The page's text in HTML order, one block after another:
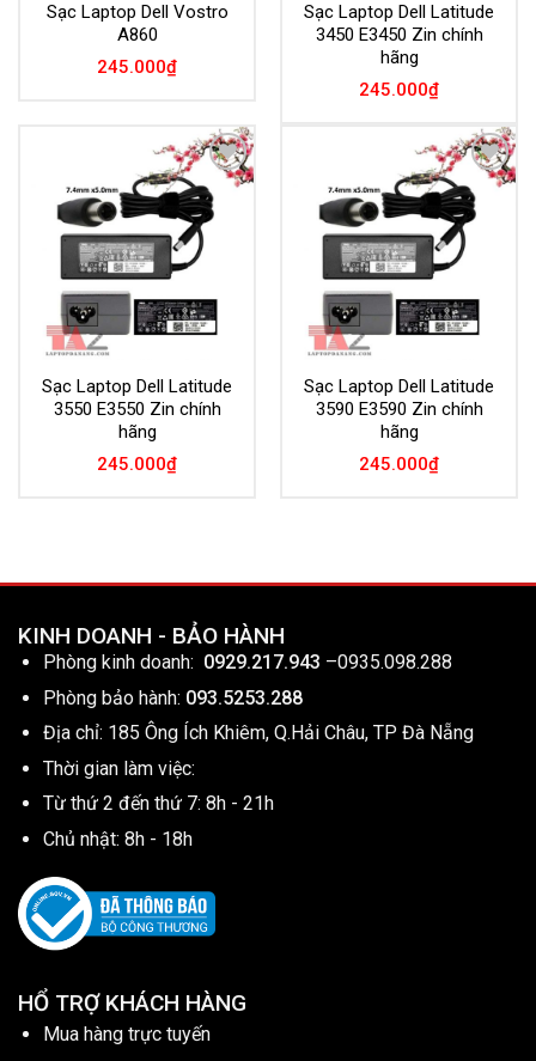
Sạc Laptop Dell Vostro
A860
245.000₫
Sạc Laptop Dell Latitude
3450 E3450 Zin chính
hãng
245.000₫
Add to
Wishlist
Sạc Laptop Dell Latitude
3550 E3550 Zin chính
hãng
245.000₫
Add to
Wishlist
Sạc Laptop Dell Latitude
3590 E3590 Zin chính
hãng
245.000₫
KINH DOANH - BẢO HÀNH
Phòng kinh doanh: 0929.217.943 –0935.098.288
Phòng bảo hành: 093.5253.288
Địa chỉ: 185 Ông Ích Khiêm, Q.Hải Châu, TP Đà Nẵng
Thời gian làm việc:
Từ thứ 2 đến thứ 7: 8h - 21h
Chủ nhật: 8h - 18h
HỔ TRỢ KHÁCH HÀNG
Mua hàng trực tuyến